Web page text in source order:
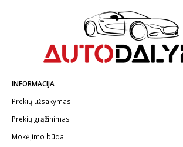
INFORMACIJA
Prekių užsakymas
Prekių grąžinimas
Mokėjimo būdai